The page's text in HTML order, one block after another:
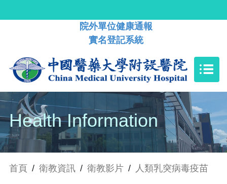
院外單位健康通報
實名登記系統
Health Information
首頁 / 衛教資訊 / 衛教影片 / 人類乳突病毒疫苗